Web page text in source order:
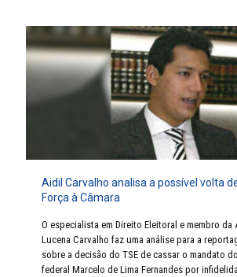
Aidil Carvalho analisa a possível volta
Força à Câmara
O especialista em Direito Eleitoral e membro da
Lucena Carvalho faz uma análise para a
sobre a decisão do TSE de cassar o mandato
federal Marcelo de Lima Fernandes por